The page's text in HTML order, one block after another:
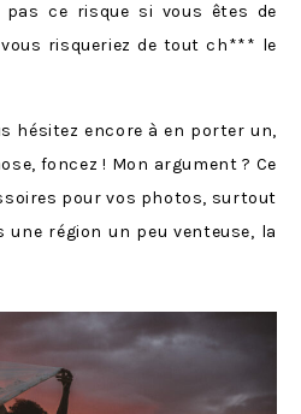
pas ce risque si vous êtes de
vous risqueriez de tout ch*** le
hésitez encore à en porter un,
foncez ! Mon argument ? Ce
pour vos photos, surtout
une région un peu venteuse, la